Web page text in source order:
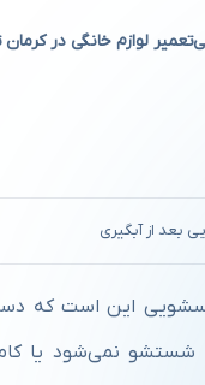
تعمیر لوازم خانگی در کرمان
بعد از آبگیری
این است که
شستشو نمی‌شود یا